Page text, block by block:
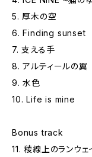
5. 厚木の空
6. Finding sunset
7. 支える手
8. アルティールの翼
9. 水色
10. Life is mine
Bonus track
11. 稜線上のランウェ